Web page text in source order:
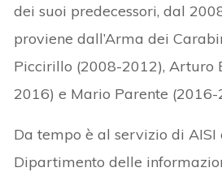
dei suoi predecessori, dal
proviene dall’Arma dei
Piccirillo (2008-2012), Arturo
2016) e Mario Parente (2016-
Da tempo è al servizio di AISI
Dipartimento delle